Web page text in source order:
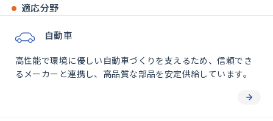
適応分野
自動車
高性能で環境に優しい自動車づくりを支えるため、信頼でき
るメーカーと連携し、高品質な部品を安定供給しています。